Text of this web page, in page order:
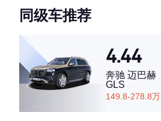
·空间表现一般，低于56%同级车
同级车推荐
4.44
奔驰 迈巴赫
GLS
149.8-278.8万